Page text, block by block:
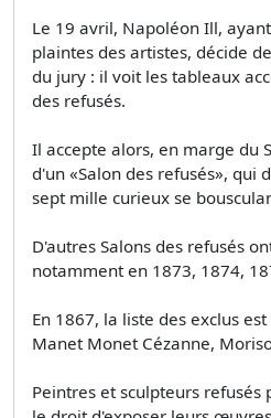
Le 19 avril, Napoléon Ill,
plaintes des artistes, décide
du jury : il voit les tableaux
des refusés.
Il accepte alors, en marge du
d'un «Salon des refusés», qui
sept mille curieux se
D'autres Salons des refusés
notamment en 1873, 1874,
En 1867, la liste des exclus
Manet Monet Cézanne,
Peintres et sculpteurs